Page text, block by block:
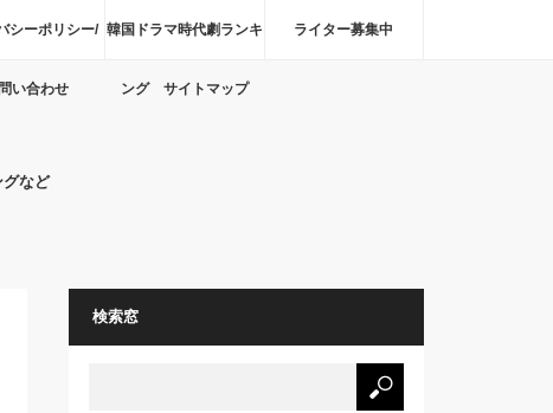
シーポリシー/
い合わせ
韓国ドラマ時代劇ランキ
ング サイトマップ
ライター募集中
など
検索窓